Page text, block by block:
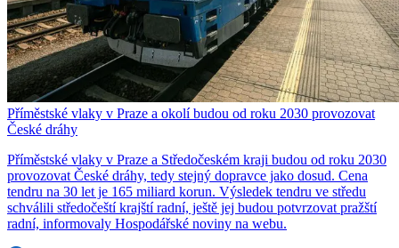
Příměstské vlaky v Praze a okolí budou od roku 2030 provozovat
České dráhy
Příměstské vlaky v Praze a Středočeském kraji budou od roku 2030
provozovat České dráhy, tedy stejný dopravce jako dosud. Cena
tendru na 30 let je 165 miliard korun. Výsledek tendru ve středu
schválili středočeští krajští radní, ještě jej budou potvrzovat pražští
radní, informovaly Hospodářské noviny na webu.